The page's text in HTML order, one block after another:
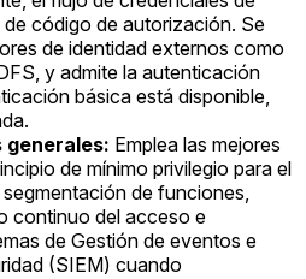
código de autorización. Se
de identidad externos como
y admite la autenticación
básica está disponible,
generales: Emplea las mejores
de mínimo privilegio para el
de funciones,
continuo del acceso e
de Gestión de eventos e
(SIEM) cuando